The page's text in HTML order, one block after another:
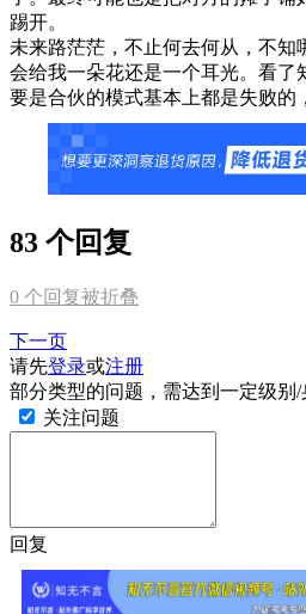
踢开。
未来路茫茫，不止何去何从，不知
会给我一朵花还是一个耳光。看了
要是合伙的模式基本上都是失败的
83 个回复
0 个回复被折叠
下一页
请先登录或注册
部分类型的问题，需达到一定级别
关注问题
回复